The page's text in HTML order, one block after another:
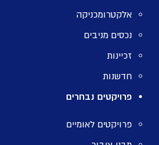
אלקטרומכניקה
נכסים מניבים
זכיינות
חדשנות
פרויקטים נבחרים
פרויקטים לאומיים